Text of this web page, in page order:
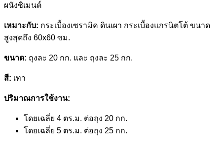
ผนังซิเมนต์
เหมาะกับ: กระเบื้องเซรามิค ดินเผา กระเบื้องแกรนิตโต้ ขนาด
สูงสุดถึง 60x60 ซม.
ขนาด: ถุงละ 20 กก. และ ถุงละ 25 กก.
สี: เทา
ปริมาณการใช้งาน:
โดยเฉลี่ย 4 ตร.ม. ต่อถุง 20 กก.
โดยเฉลี่ย 5 ตร.ม. ต่อถุง 25 กก.